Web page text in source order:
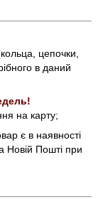
цепочки,
в даний
на карту;
є в наявності
Новій Пошті при